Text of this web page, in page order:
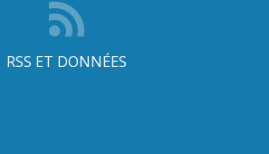
RSS ET DONNÉES